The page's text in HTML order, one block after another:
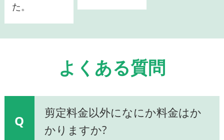
た。
よくある質問
Q
剪定料金以外になにか料金はか
かりますか?